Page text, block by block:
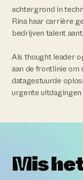
achtergrond in
Rina haar carrière
bedrijven talent
Als thought leader
aan de frontlinie
datagestuurde
urgente uitdagingen
Mis